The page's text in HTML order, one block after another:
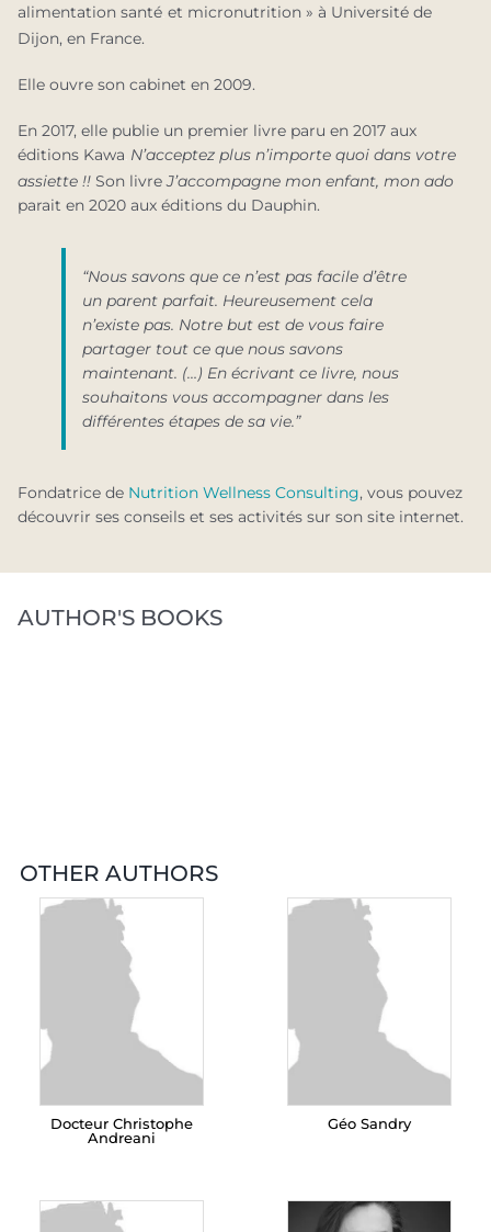
alimentation santé. et micronutrition » à Université de
Dijon, en France.
Elle ouvre son cabinet en 2009.
En 2017, elle publie un premier livre paru en 2017 aux
éditions Kawa N’acceptez plus n’importe quoi dans votre
assiette !!Son livreJ’accompagne mon enfant, mon ado
parait en 2020 aux éditions du Dauphin.
“Nous savons que ce n’est pas facile d’être
un parent parfait. Heureusement cela
n’existe pas. Notre but est de vous faire
partager tout ce que nous savons
maintenant. (…) En écrivant ce livre, nous
souhaitons vous accompagner dans les
différentes étapes de sa vie.”
Fondatrice de Nutrition Wellness Consulting, vous pouvez
découvrir ses conseils et ses activités sur son site internet.
AUTHOR'S BOOKS
OTHER AUTHORS
Docteur Christophe
Andreani
Géo Sandry